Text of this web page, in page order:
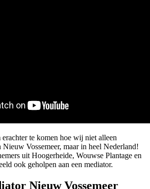
te komen hoe wij niet alleen
Nieuw Vossemeer, maar in heel Nederland!
uit Hoogerheide, Wouwse Plantage en
ook geholpen aan een mediator.
Nieuw Vossemeer